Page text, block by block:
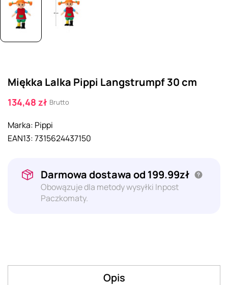
Miękka Lalka Pippi Langstrumpf 30 cm
134,48 zł Brutto
Marka: Pippi
EAN13:7315624437150
Darmowa dostawa od 199.99zł
Obowązuje dla metody wysyłki Inpost
Paczkomaty.
Opis